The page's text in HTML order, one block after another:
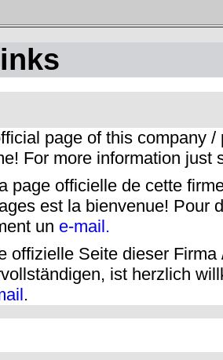
page of this company
For more information just
page officielle de cette
est la bienvenue! Pour
un e-mail.
offizielle Seite dieser
ist herzlich
.